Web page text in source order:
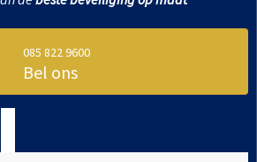
085 822 9600
Bel ons